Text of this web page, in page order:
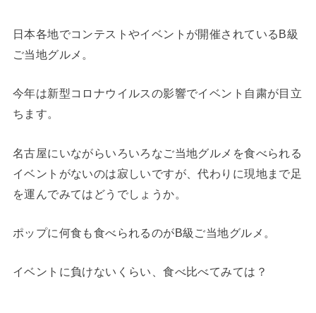
日本各地でコンテストやイベントが開催されているB級
ご当地グルメ。
今年は新型コロナウイルスの影響でイベント自粛が目立
ちます。
名古屋にいながらいろいろなご当地グルメを食べられる
イベントがないのは寂しいですが、代わりに現地まで足
を運んでみてはどうでしょうか。
ポップに何食も食べられるのがB級ご当地グルメ。
イベントに負けないくらい、食べ比べてみては？